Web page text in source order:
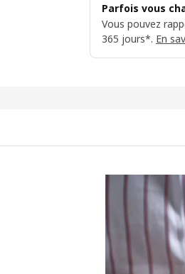
Parfois vous
Vous pouvez
365 jours*. En